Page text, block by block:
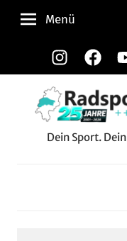
Zum
Inhalt
Instagram
Menü
Dein Sport.